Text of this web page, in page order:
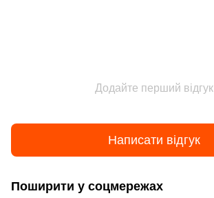
Додайте перший відгук
Написати відгук
Поширити у соцмережах